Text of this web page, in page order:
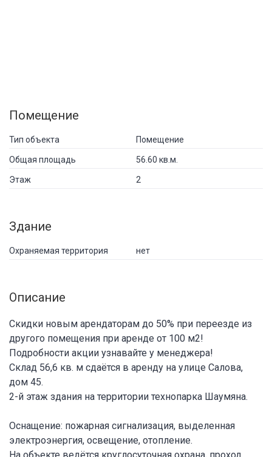
Помещение
Тип объекта Помещение
Общая площадь 56.60 кв.м.
Этаж 2
Здание
Охраняемая территория нет
Описание
Скидки новым арендаторам до 50% при переезде из
другого помещения при аренде от 100 м2!
Подробности акции узнавайте у менеджера!
Склад 56,6 кв. м сдаётся в аренду на улице Салова,
дом 45.
2-й этаж здания на территории технопарка Шаумяна.
Оснащение: пожарная сигнализация, выделенная
электроэнергия, освещение, отопление.
На объекте ведётся круглосуточная охрана, проход